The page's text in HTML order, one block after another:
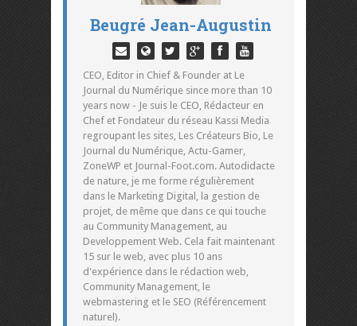
Beugré Jean-Augustin
CEO, Editor in Chief & Founder at Le
Journal du Numérique since more than 10
years now - Je suis le CEO, Rédacteur en
Chef et Fondateur du réseau Kassi Media
regroupant les sites, Les Créateurs Bio, Le
Journal du Numérique, Actu-Gamer,
ZoneWP et Journal-Foot.com. Autodidacte
de nature, je me forme régulièrement
dans le Marketing Digital, la gestion de
projet, de même que dans ce qui touche
au Community Management, au
Developpement Web. Cela fait maintenant
15 sur le web, avec plus 10 ans
d'expérience dans le rédaction web,
Community Management, le
webmastering et le SEO (Référencement
naturel).